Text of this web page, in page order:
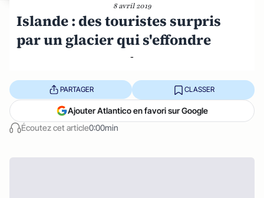
8 avril 2019
Islande : des touristes surpris
par un glacier qui s'effondre
-
Écoutez cet article0:00min
PARTAGER CLASSER
Ajouter Atlantico en favori sur Google